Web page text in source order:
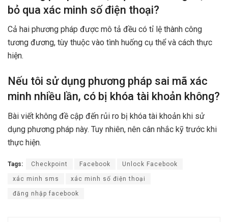
bỏ qua xác minh số điện thoại?
Cả hai phương pháp được mô tả đều có tỉ lệ thành công
tương đương, tùy thuộc vào tình huống cụ thể và cách thực
hiện.
Nếu tôi sử dụng phương pháp sai mã xác
minh nhiều lần, có bị khóa tài khoản không?
Bài viết không đề cập đến rủi ro bị khóa tài khoản khi sử
dụng phương pháp này. Tuy nhiên, nên cân nhắc kỹ trước khi
thực hiện.
Tags: Checkpoint Facebook Unlock Facebook
xác minh sms xác minh số điện thoại
đăng nhập facebook